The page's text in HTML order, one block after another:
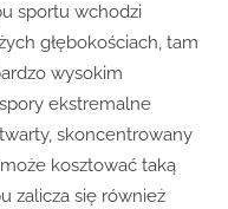
sportu wchodzi
głębokościach, tam
wysokim
ekstremalne
skoncentrowany
kosztować taką
zalicza się również